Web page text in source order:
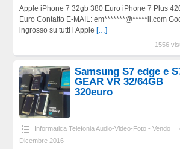
Apple iPhone 7 32gb 380 Euro iPhone 7 Plus
Euro Contatto E-MAIL: em*******@*****il.com
ingrosso su tutti i Apple […]
1556
Samsung S7 edge e
GEAR VR 32/64GB
320euro
Informatica Telefonia Audio-Video-Foto - Vendo
Dicembre 2016